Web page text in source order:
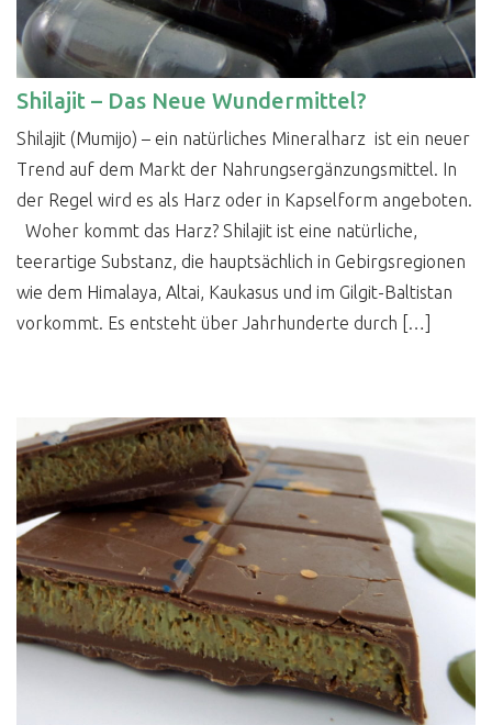
Shilajit – Das Neue Wundermittel?
Shilajit (Mumijo) – ein natürliches Mineralharz ist ein neuer
Trend auf dem Markt der Nahrungsergänzungsmittel. In
der Regel wird es als Harz oder in Kapselform angeboten.
Woher kommt das Harz? Shilajit ist eine natürliche,
teerartige Substanz, die hauptsächlich in Gebirgsregionen
wie dem Himalaya, Altai, Kaukasus und im Gilgit-Baltistan
vorkommt. Es entsteht über Jahrhunderte durch […]